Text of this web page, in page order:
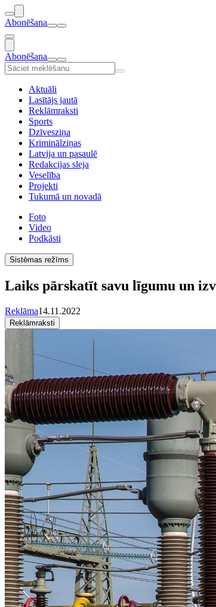
Abonēšana
Abonēšana
Aktuāli
Lasītājs jautā
Reklāmraksti
Sports
Dzīvesziņa
Kriminālziņas
Latvija un pasaulē
Redakcijas sleja
Veselība
Projekti
Tukumā un novadā
Foto
Video
Podkāsti
Sistēmas režīms
Laiks pārskatīt savu līgumu un
Reklāma14.11.2022
Reklāmraksti